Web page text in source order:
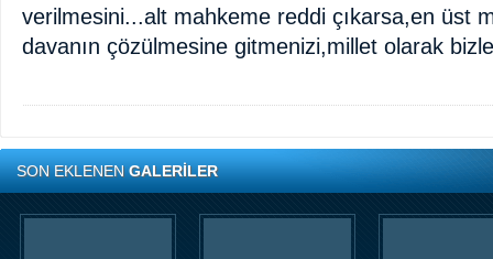
verilmesini...alt mahkeme reddi çıkarsa,en üst
davanın çözülmesine gitmenizi,millet olarak
SON EKLENENGALERİLER